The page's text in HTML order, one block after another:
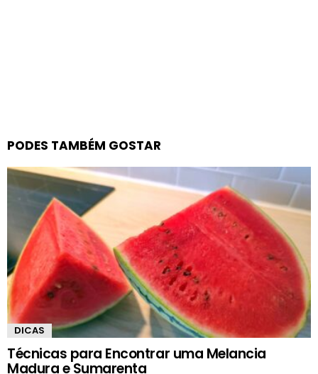
PODES TAMBÉM GOSTAR
DICAS
Técnicas para Encontrar uma Melancia
Madura e Sumarenta